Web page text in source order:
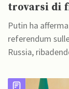
trovarsi di
causa di
Putin ha
referendum
Russia,
stringere